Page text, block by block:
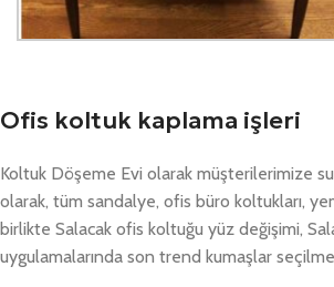
Ofis koltuk kaplama işleri
Koltuk Döşeme Evi olarak müşterilerimize
olarak, tüm sandalye, ofis büro koltukları,
birlikte Salacak ofis koltuğu yüz değişimi,
uygulamalarında son trend kumaşlar